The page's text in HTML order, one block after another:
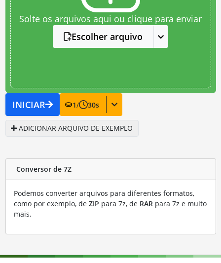
Solte os arquivos aqui ou clique para enviar
Escolher arquivo
INICIAR 1/ 30s
ADICIONAR ARQUIVO DE EXEMPLO
Conversor de 7Z
Podemos converter arquivos para diferentes formatos,
como por exemplo, de ZIP para 7z, de RAR para 7z e muito
mais.